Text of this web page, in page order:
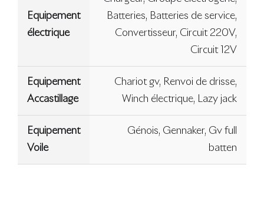
Equipement
électrique
Batteries, Batteries de service,
Convertisseur, Circuit 220V,
Circuit 12V
Equipement
Accastillage
Chariot gv, Renvoi de drisse,
Winch électrique, Lazy jack
Equipement
Voile
Génois, Gennaker, Gv full
batten